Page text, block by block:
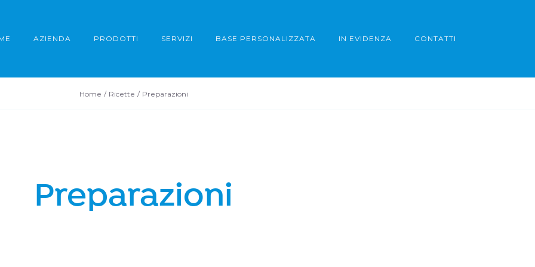
AZIENDA PRODOTTI SERVIZI BASE PERSONALIZZATA IN EVIDENZA CONTATTI
Home Ricette Preparazioni
Preparazioni